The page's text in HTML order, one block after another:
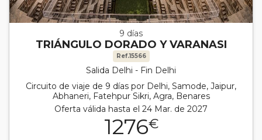
9 días
TRIÁNGULO DORADO Y VARANASI
Ref.15566
Salida Delhi - Fin Delhi
Circuito de viaje de 9 días por Delhi, Samode, Jaipur,
Abhaneri, Fatehpur Sikri, Agra, Benares
Oferta válida hasta el 24 Mar. de 2027
1276€